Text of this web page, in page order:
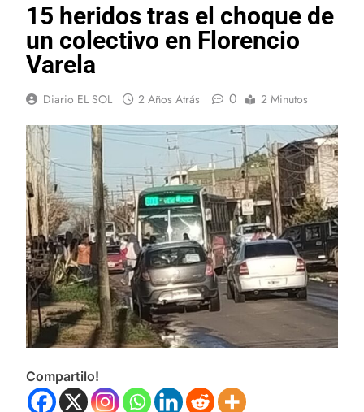
15 heridos tras el choque de
un colectivo en Florencio
Varela
Diario EL SOL 2 Años Atrás 0 2 Minutos
Compartilo!